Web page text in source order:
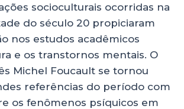
socioculturais ocorridas na
do século 20 propiciaram
nos estudos acadêmicos
e os transtornos mentais. O
Michel Foucault se tornou
referências do período com
os fenômenos psíquicos em